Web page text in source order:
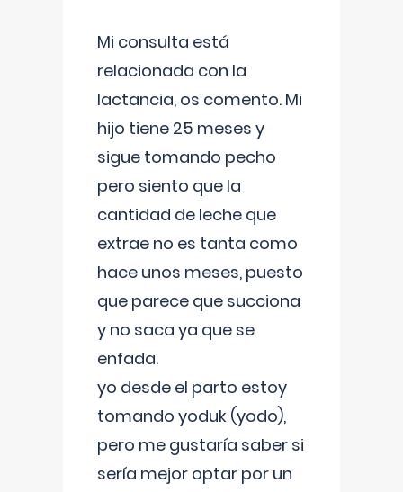
Mi consulta está
relacionada con la
lactancia, os comento. Mi
hijo tiene 25 meses y
sigue tomando pecho
pero siento que la
cantidad de leche que
extrae no es tanta como
hace unos meses, puesto
que parece que succiona
y no saca ya que se
enfada.
yo desde el parto estoy
tomando yoduk (yodo),
pero me gustaría saber si
sería mejor optar por un